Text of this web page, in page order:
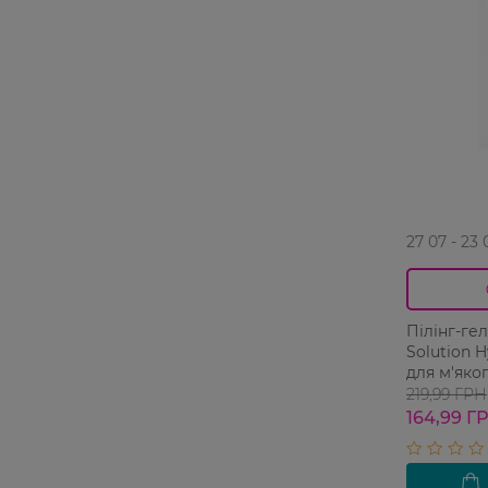
27 07 - 23
Пілінг-
Solution
для
очищення
219,99 ГРН
164,99